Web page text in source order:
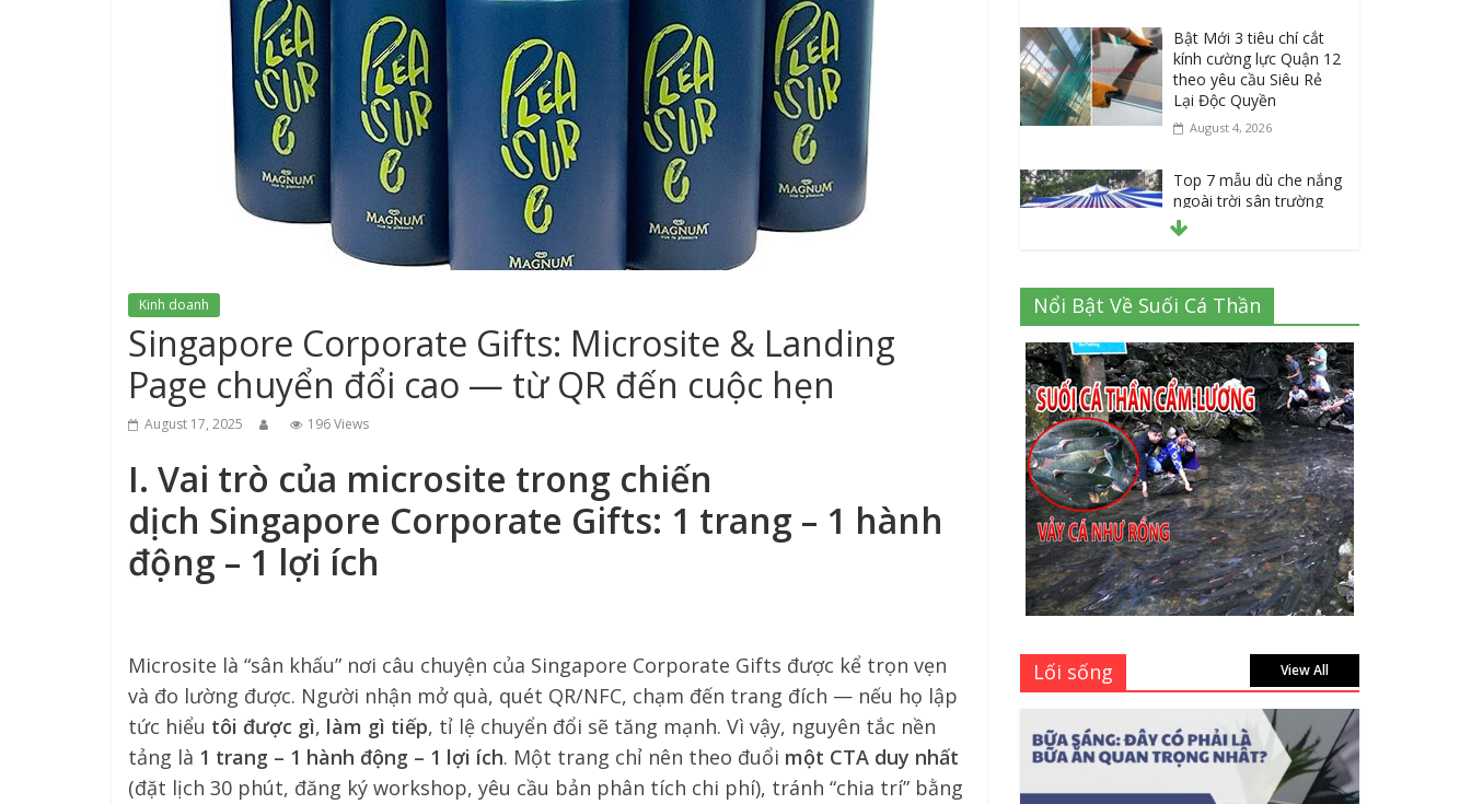
Kinh doanh
Singapore Corporate Gifts: Microsite & Landing
Page chuyển đổi cao — từ QR đến cuộc hẹn
August 17, 2025 196 Views
I. Vai trò của microsite trong chiến
dịch Singapore Corporate Gifts: 1 trang – 1 hành
động – 1 lợi ích
Microsite là “sân khấu” nơi câu chuyện của Singapore Corporate Gifts được kể trọn vẹn
và đo lường được. Người nhận mở quà, quét QR/NFC, chạm đến trang đích — nếu họ lập
tức hiểu tôi được gì, làm gì tiếp, tỉ lệ chuyển đổi sẽ tăng mạnh. Vì vậy, nguyên tắc nền
tảng là 1 trang – 1 hành động – 1 lợi ích. Một trang chỉ nên theo đuổi một CTA duy nhất
(đặt lịch 30 phút, đăng ký workshop, yêu cầu bản phân tích chi phí), tránh “chia trí” bằng
Bật Mới 3 tiêu chí cắt
kính cường lực Quận 12
theo yêu cầu Siêu Rẻ
Lại Độc Quyền
August 4, 2026
Top 7 mẫu dù che nắng
ngoài trời sân trường
siêu bền được các
trường sử dụng nhiều
July 20, 2026
Danh sách 8 đại lý bán
tập vở học sinh giá sỉ
tại Tphcm uy tín được
đánh giá High
July 16, 2026
Cập nhật mới nhất: Vở
học sinh 96 trang giá
bao nhiêu tại 3 đại lý
lớn có tiếng ở Tphcm
hiện nay?
July 9, 2026
nhôm kính cửa lùa Siêu
Rẻ mới nhất 2026 –
Chất lượng cực đỉnh
August 7, 2026
Nổi Bật Về Suối Cá Thần
Lối sống View All